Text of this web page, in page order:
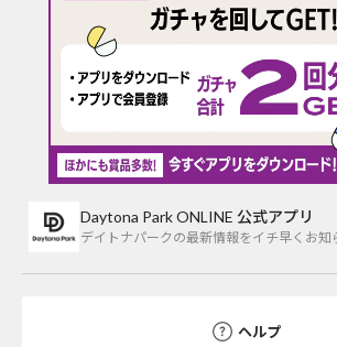
Daytona Park ONLINE 公式アプリ
デイトナパークの最新情報をイチ早くお知
ヘルプ